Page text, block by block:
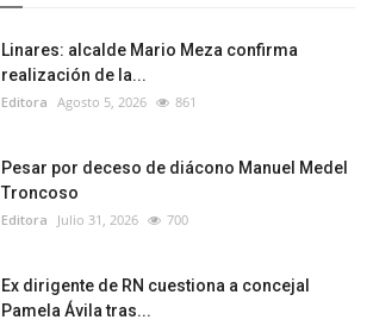
Linares: alcalde Mario Meza confirma
realización de la...
Editora Agosto 5, 2026 861
Pesar por deceso de diácono Manuel Medel
Troncoso
Editora Julio 31, 2026 700
Ex dirigente de RN cuestiona a concejal
Pamela Ávila tras...